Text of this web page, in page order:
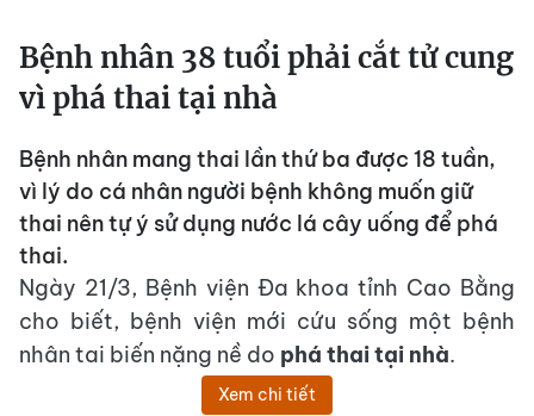
Bệnh nhân 38 tuổi phải cắt tử cung
vì phá thai tại nhà
Bệnh nhân mang thai lần thứ ba được 18 tuần,
vì lý do cá nhân người bệnh không muốn giữ
thai nên tự ý sử dụng nước lá cây uống để phá
thai.
Ngày 21/3, Bệnh viện Đa khoa tỉnh Cao Bằng
cho biết, bệnh viện mới cứu sống một bệnh
nhân tai biến nặng nề do phá thai tại nhà.
Xem chi tiết